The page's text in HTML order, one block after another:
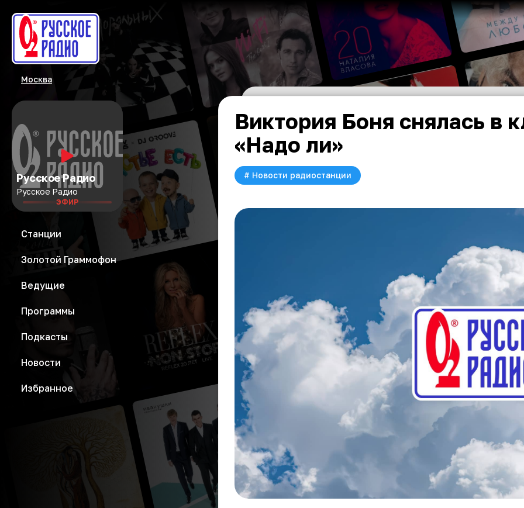
Москва
Русское Радио
Русское Радио
ЭФИР
Станции
Золотой Граммофон
Ведущие
Программы
Подкасты
Новости
Избранное
Виктория Боня снялась в
«Надо ли»
# Новости радиостанции